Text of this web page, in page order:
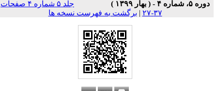
دوره ۵، شماره ۴ - ( بهار ۱۳۹۹ )
جلد ۵ شماره ۴ صفحات
۳۷-۲۷
|برگشت به فهرست نسخه ها